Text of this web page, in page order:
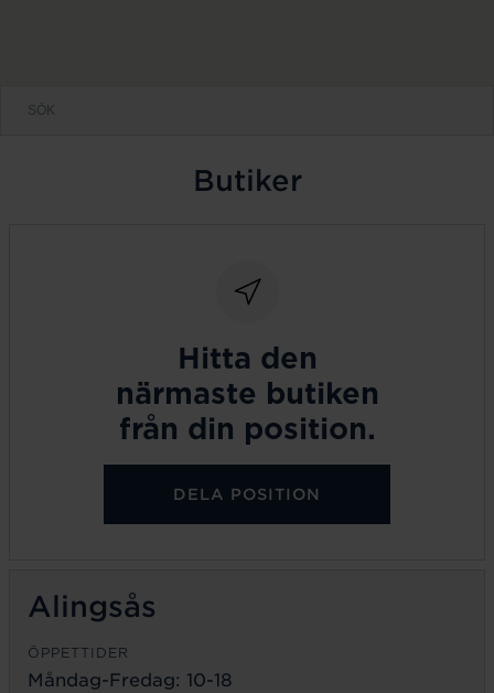
Butiker
Hitta den
närmaste butiken
från din position.
DELA POSITION
Alingsås
ÖPPETTIDER
Måndag-Fredag: 10-18